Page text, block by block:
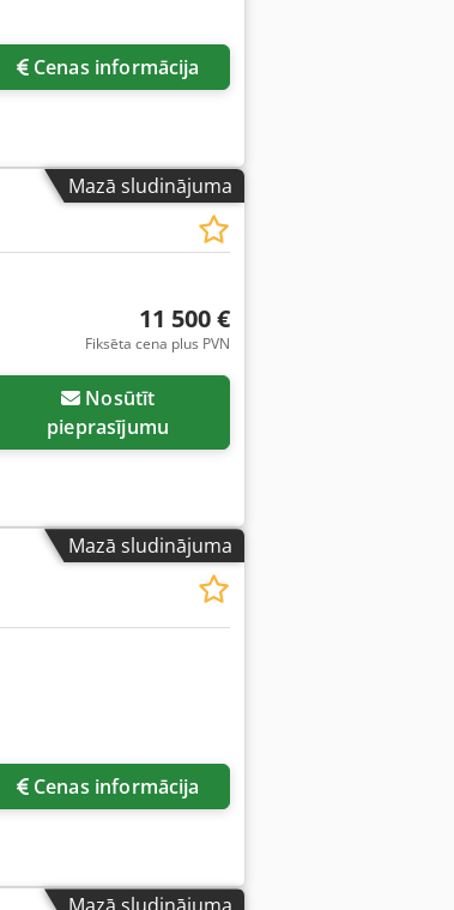
Cenas informācija
Mazā sludinājuma
11 500 €
Fiksēta cena plus PVN
pieprasījumu
Mazā sludinājuma
Cenas informācija